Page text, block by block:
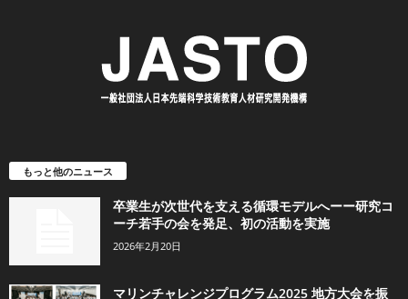
もっと他のニュース
卒業生が次世代を支える循環モデルへーー研究コ
ーチ若手の会を発足、初の活動を実施
2026年2月20日
マリンチャレンジプログラム2025 地方大会を振